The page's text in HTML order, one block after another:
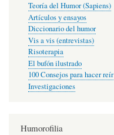
Teoría del Humor (Sapiens)
Artículos y ensayos
Diccionario del humor
Vis a vis (entrevistas)
Risoterapia
El bufón ilustrado
100 Consejos para hacer reír
Investigaciones
Humorofilia